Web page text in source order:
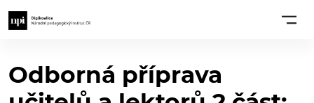
Odborná příprava